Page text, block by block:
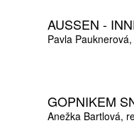
AUSSEN -
Pavla Pauknerová
GOPNIKEM
Anežka Bartlová